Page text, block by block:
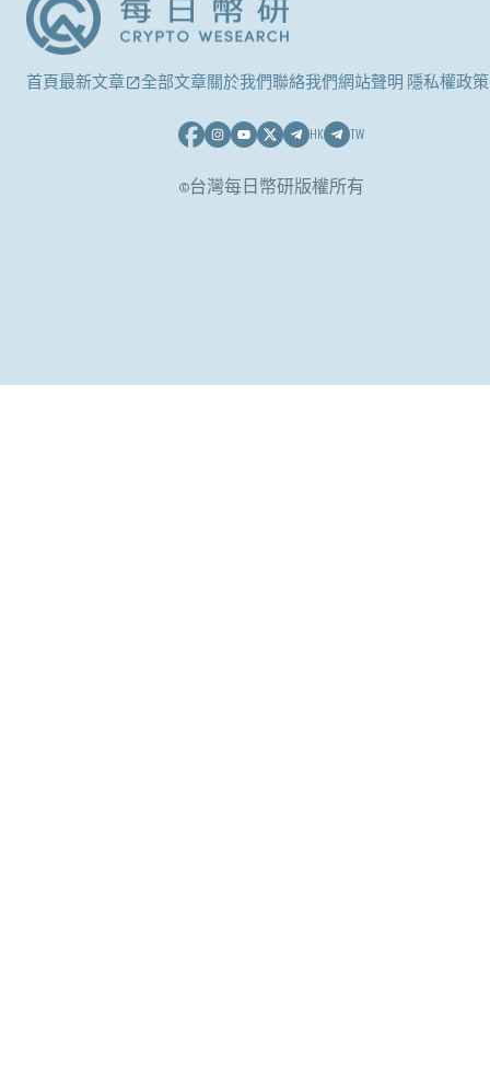
首頁最新文章 全部文章關於我們聯絡我們網站聲明 隱私權政策
HK TW
©台灣每日幣研版權所有